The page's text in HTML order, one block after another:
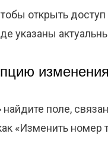
открыть
указаны
найдите поле,
«Изменить номер